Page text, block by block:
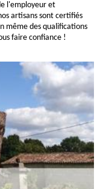
l'employeur et
artisans sont certifiés
même des qualifications
faire confiance !